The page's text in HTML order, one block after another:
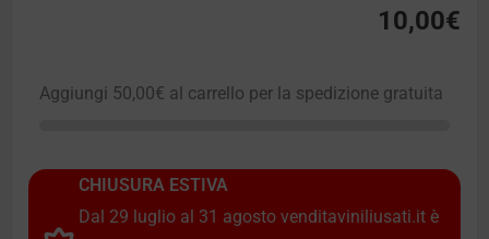
10,00€
Aggiungi 50,00€ al carrello per la spedizione gratuita
CHIUSURA ESTIVA
Dal 29 luglio al 31 agosto venditaviniliusati.it è